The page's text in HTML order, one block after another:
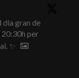
dia gran de
20:30h per
✨